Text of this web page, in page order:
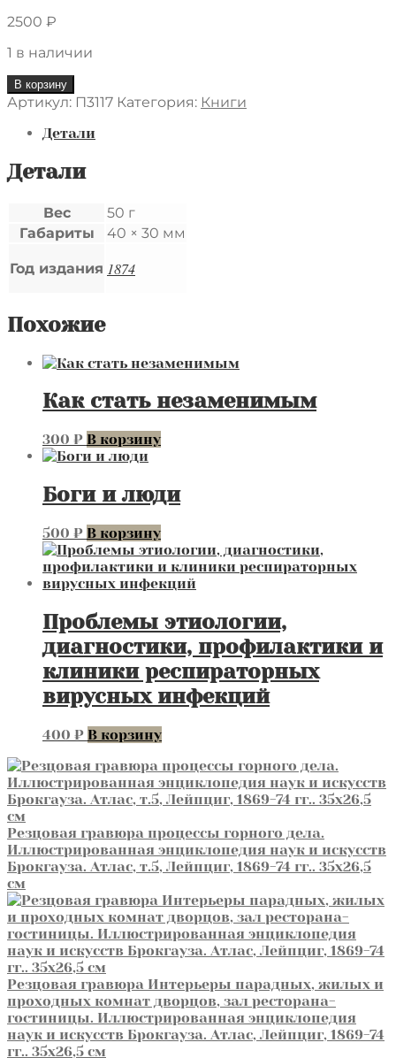
2500 ₽
1 в наличии
Количество
товара
гравюра
и
английская
века.
энциклопедия
искусств
Брокгауза.
Атлас,
35х26,5
В корзину
Артикул: П3117 Категория: Книги
Детали
Детали
Вес
50 г
Габариты
40 × 30 мм
Год издания 1874
Похожие
Как стать незаменимым
300 ₽ В корзину
Боги и люди
500 ₽ В корзину
Проблемы этиологии,
диагностики, профилактики и
клиники респираторных
вирусных инфекций
400 ₽ В корзину
Резцовая гравюра процессы горного дела.
Иллюстрированная энциклопедия наук и искусств
Брокгауза. Атлас, т.5, Лейпциг, 1869-74 гг.. 35х26,5
см
Резцовая гравюра Интерьеры парадных, жилых и
проходных комнат дворцов, зал ресторана-
гостиницы. Иллюстрированная энциклопедия
наук и искусств Брокгауза. Атлас, Лейпциг, 1869-74
гг.. 35х26,5 см